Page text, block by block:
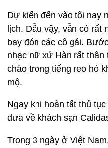
Dự kiến đến vào tối nay
lịch. Dẫu vậy, vẫn có rất
bay đón các cô gái.
nhạc nữ xứ Hàn rất
chào trong tiếng reo hò
mộ.
Ngay khi hoàn tất thủ
đưa về khách sạn
Trong 3 ngày ở Việt